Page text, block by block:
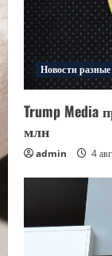
Новости разные
Trump Media
млн
admin 4